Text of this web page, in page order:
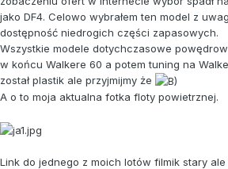
jako DF4. Celowo wybrałem ten model z
dostępność niedrogich części zapasowych.
Wszystkie modele dotychczasowe
w końcu Walkere 60 a potem tuning na
został plastik ale przyjmijmy że
A o to moja aktualna fotka floty powietrznej.
Link do jednego z moich lotów filmik stary ale